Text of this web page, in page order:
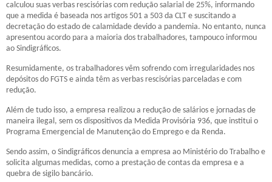
calculou suas verbas rescisórias com redução salarial de 25%, informando
que a medida é baseada nos artigos 501 a 503 da CLT e suscitando a
decretação do estado de calamidade devido a pandemia. No entanto, nunca
apresentou acordo para a maioria dos trabalhadores, tampouco informou
ao Sindigráficos.
Resumidamente, os trabalhadores vêm sofrendo com irregularidades nos
depósitos do FGTS e ainda têm as verbas rescisórias parceladas e com
redução.
Além de tudo isso, a empresa realizou a redução de salários e jornadas de
maneira ilegal, sem os dispositivos da Medida Provisória 936, que institui o
Programa Emergencial de Manutenção do Emprego e da Renda.
Sendo assim, o Sindigráficos denuncia a empresa ao Ministério do Trabalho e
solicita algumas medidas, como a prestação de contas da empresa e a
quebra de sigilo bancário.